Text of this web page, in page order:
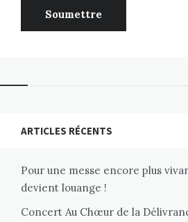
ARTICLES RÉCENTS
Pour une messe encore plus
devient louange !
Concert Au Chœur de la